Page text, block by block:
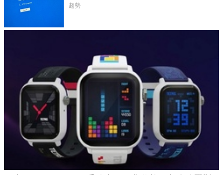
體與後台追蹤
趨勢